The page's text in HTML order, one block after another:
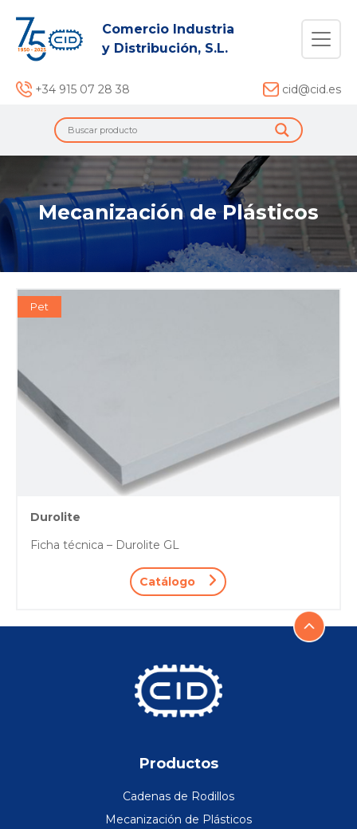
Comercio Industria
y Distribución, S.L.
+34 915 07 28 38 cid@cid.es
Mecanización de Plásticos
Pet
Durolite
Ficha técnica – Durolite GL
Catálogo
Productos
Cadenas de Rodillos
Mecanización de Plásticos